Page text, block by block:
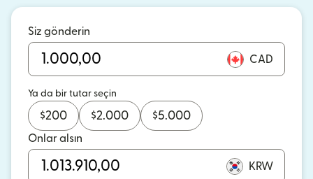
Siz gönderin
CAD
Ya da bir tutar seçin
$200 $2.000 $5.000
Onlar alsın
KRW